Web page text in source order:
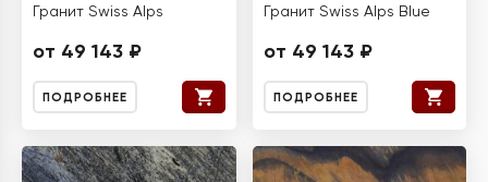
Гранит Swiss Alps
от 49 143 ₽
ПОДРОБНЕЕ
Гранит Swiss Alps Blue
от 49 143 ₽
ПОДРОБНЕЕ